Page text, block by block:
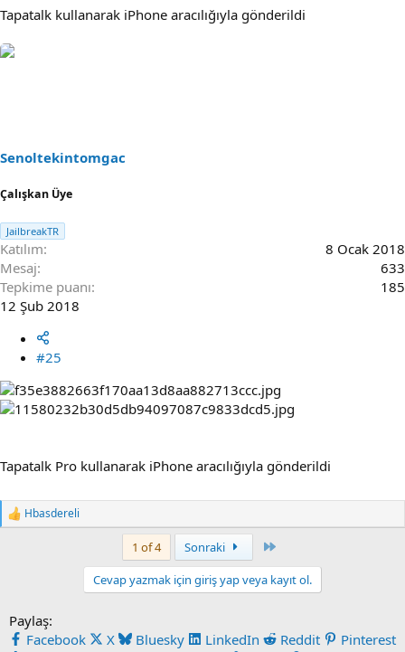
Tapatalk kullanarak iPhone aracılığıyla gönderildi
Senoltekintomgac
Çalışkan Üye
JailbreakTR
Katılım
8 Ocak 2018
Mesaj
633
Tepkime puanı
185
12 Şub 2018
#25
Tapatalk Pro kullanarak iPhone aracılığıyla gönderildi
R
e
n
Hbasdereli
1 of 4 Sonraki
Cevap yazmak için giriş yap veya kayıt ol.
Paylaş:
Facebook
X Bluesky LinkedIn Reddit
Pinterest